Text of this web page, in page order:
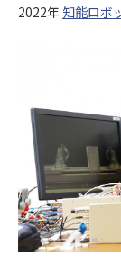
2022年 知能ロボ